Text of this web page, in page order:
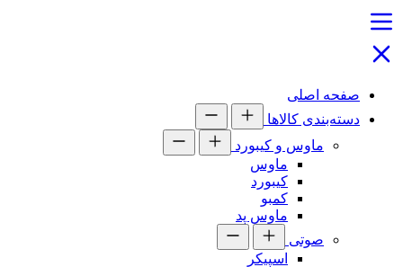
صفحه اصلی
دسته‌بندی کالاها
ماوس و کیبورد
ماوس
کیبورد
کمبو
ماوس پد
صوتی
اسپیکر